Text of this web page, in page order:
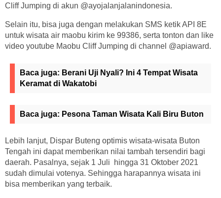
Cliff Jumping di akun @ayojalanjalanindonesia.
Selain itu, bisa juga dengan melakukan SMS ketik API 8E
untuk wisata air maobu kirim ke 99386, serta tonton dan like
video youtube Maobu Cliff Jumping di channel @apiaward.
Baca juga: Berani Uji Nyali? Ini 4 Tempat Wisata
Keramat di Wakatobi
Baca juga: Pesona Taman Wisata Kali Biru Buton
Lebih lanjut, Dispar Buteng optimis wisata-wisata Buton
Tengah ini dapat memberikan nilai tambah tersendiri bagi
daerah. Pasalnya, sejak 1 Juli hingga 31 Oktober 2021
sudah dimulai votenya. Sehingga harapannya wisata ini
bisa memberikan yang terbaik.